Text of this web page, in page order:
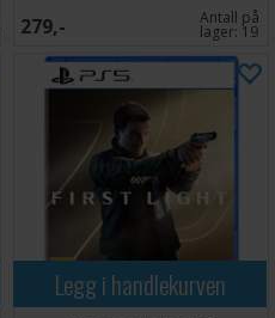
279,- Antall på
lager: 19
Legg i handlekurven